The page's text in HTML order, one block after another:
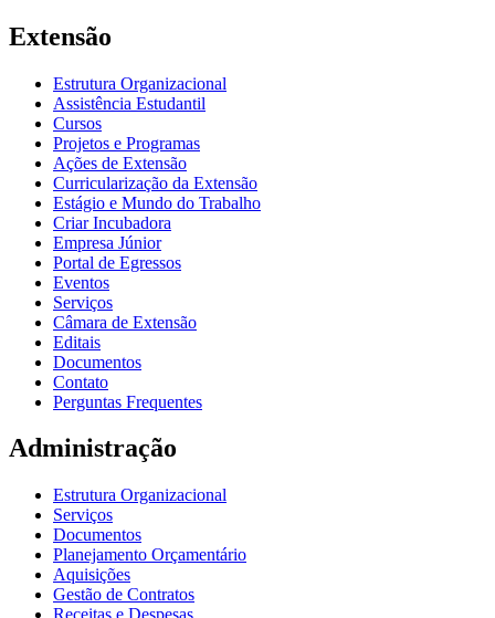
Extensão
Estrutura Organizacional
Assistência Estudantil
Cursos
Projetos e Programas
Ações de Extensão
Curricularização da Extensão
Estágio e Mundo do Trabalho
Criar Incubadora
Empresa Júnior
Portal de Egressos
Eventos
Serviços
Câmara de Extensão
Editais
Documentos
Contato
Perguntas Frequentes
Administração
Estrutura Organizacional
Serviços
Documentos
Planejamento Orçamentário
Aquisições
Gestão de Contratos